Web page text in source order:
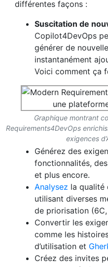
différentes façons :
Suscitation de
Copilot4DevOps
générer de
instantanément
Voici comment ça
Graphique montrant
Requirements4DevOps
exigences
Générez des
fonctionnalités,
et plus encore.
Analysez la qualité
utilisant diverses
de priorisation (6C,
Convertir les
comme les
d’utilisation et
Créez des invites